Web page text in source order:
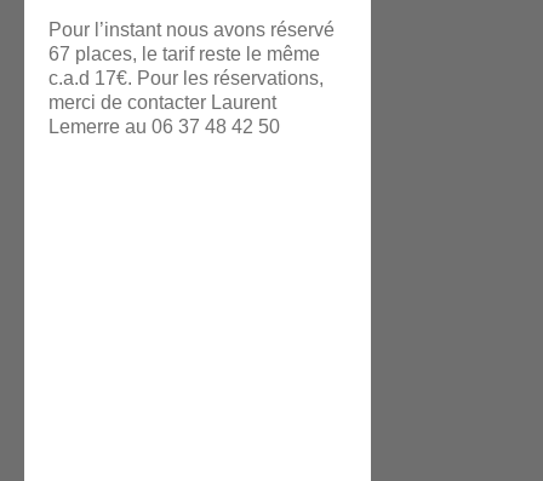
Pour l’instant nous avons réservé
67 places, le tarif reste le même
c.a.d 17€. Pour les réservations,
merci de contacter Laurent
Lemerre au 06 37 48 42 50